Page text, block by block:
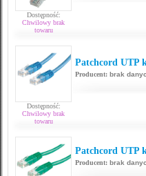
Dostępność:
Chwilowy brak
towaru
Dostępność:
Chwilowy brak
towaru
Patchcord UTP
Producent: brak
Patchcord UTP
Producent: brak